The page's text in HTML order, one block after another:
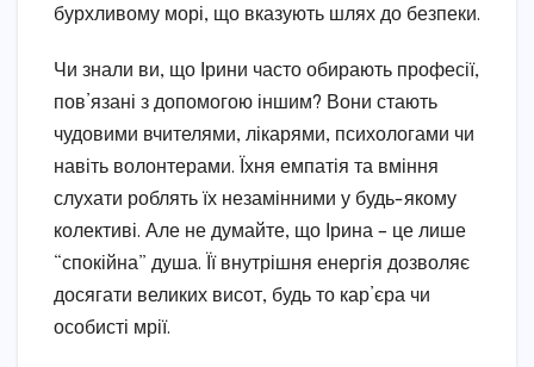
бурхливому морі, що вказують шлях до безпеки.
Чи знали ви, що Ірини часто обирають професії,
пов’язані з допомогою іншим? Вони стають
чудовими вчителями, лікарями, психологами чи
навіть волонтерами. Їхня емпатія та вміння
слухати роблять їх незамінними у будь-якому
колективі. Але не думайте, що Ірина – це лише
“спокійна” душа. Її внутрішня енергія дозволяє
досягати великих висот, будь то кар’єра чи
особисті мрії.